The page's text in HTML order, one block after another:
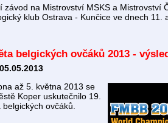
závod na Mistrovství MSKS a Mistrovství
klub Ostrava - Kunčice ve dnech 11.
belgických ovčáků 2013 -
05.05.2013
až 5. května 2013 se
Koper uskutečnilo 19.
ovčáků.